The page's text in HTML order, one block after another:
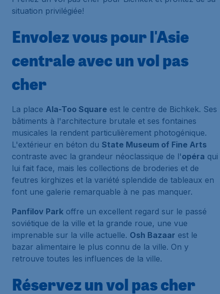
situation privilégiée!
Envolez vous pour l'Asie
centrale avec un vol pas
cher
La place Ala-Too Square est le centre de Bichkek. Ses
bâtiments à l'architecture brutale et ses fontaines
musicales la rendent particulièrement photogénique.
L'extérieur en béton du State Museum of Fine Arts
contraste avec la grandeur néoclassique de l'opéra qui
lui fait face, mais les collections de broderies et de
feutres kirghizes et la variété splendide de tableaux en
font une galerie remarquable à ne pas manquer.
Panfilov Park offre un excellent regard sur le passé
soviétique de la ville et la grande roue, une vue
imprenable sur la ville actuelle. Osh Bazaar est le
bazar alimentaire le plus connu de la ville. On y
retrouve toutes les influences de la ville.
Réservez un vol pas cher